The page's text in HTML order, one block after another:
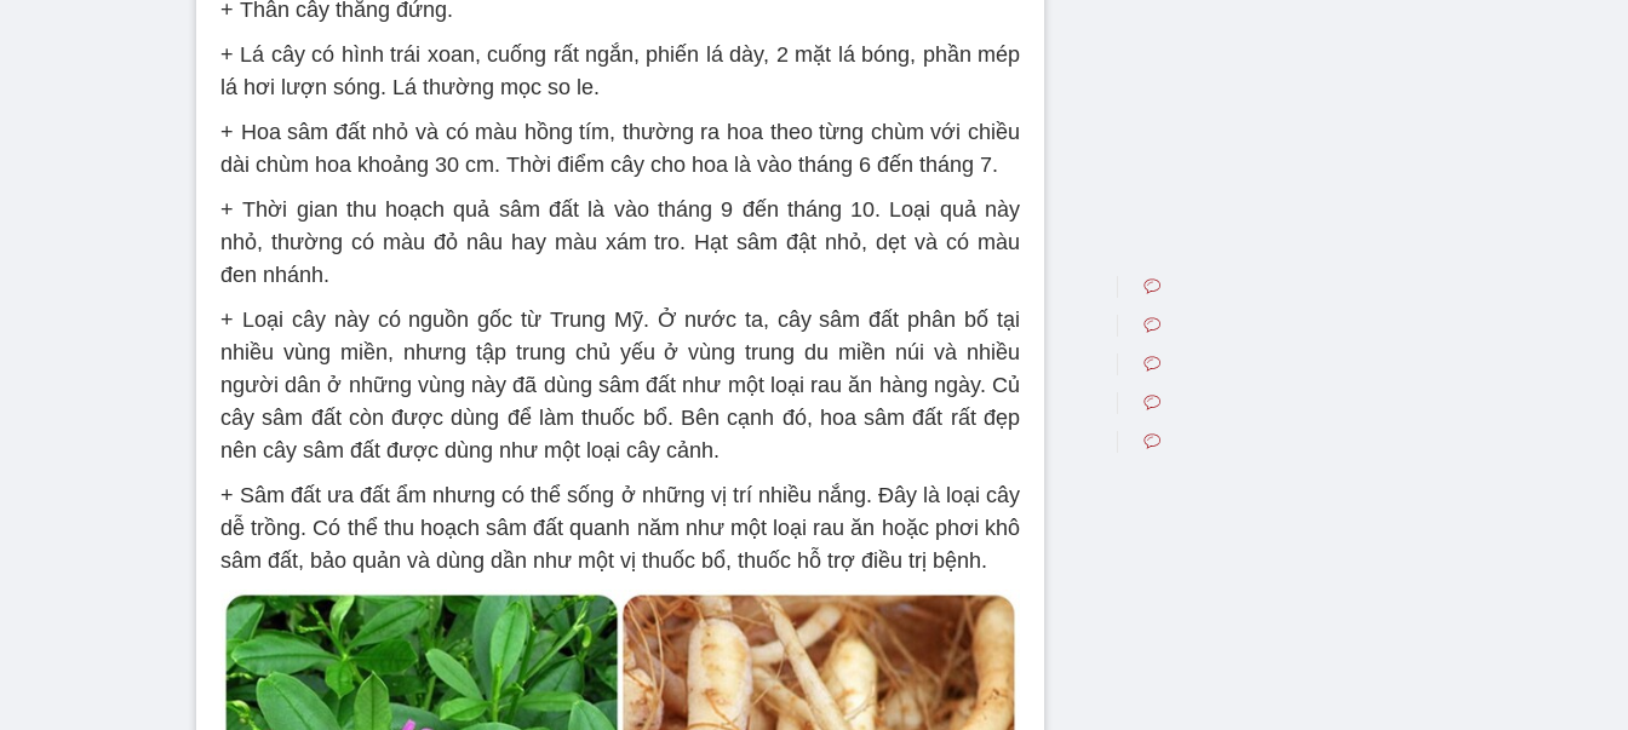
+ Thân cây thẳng đứng.
+ Lá cây có hình trái xoan, cuống rất ngắn, phiến lá dày, 2 mặt lá bóng, phần mép
lá hơi lượn sóng. Lá thường mọc so le.
+ Hoa sâm đất nhỏ và có màu hồng tím, thường ra hoa theo từng chùm với chiều
dài chùm hoa khoảng 30 cm. Thời điểm cây cho hoa là vào tháng 6 đến tháng 7.
+ Thời gian thu hoạch quả sâm đất là vào tháng 9 đến tháng 10. Loại quả này
nhỏ, thường có màu đỏ nâu hay màu xám tro. Hạt sâm đật nhỏ, dẹt và có màu
đen nhánh.
+ Loại cây này có nguồn gốc từ Trung Mỹ. Ở nước ta, cây sâm đất phân bố tại
nhiều vùng miền, nhưng tập trung chủ yếu ở vùng trung du miền núi và nhiều
người dân ở những vùng này đã dùng sâm đất như một loại rau ăn hàng ngày. Củ
cây sâm đất còn được dùng để làm thuốc bổ. Bên cạnh đó, hoa sâm đất rất đẹp
nên cây sâm đất được dùng như một loại cây cảnh.
+ Sâm đất ưa đất ẩm nhưng có thể sống ở những vị trí nhiều nắng. Đây là loại cây
dễ trồng. Có thể thu hoạch sâm đất quanh năm như một loại rau ăn hoặc phơi khô
sâm đất, bảo quản và dùng dần như một vị thuốc bổ, thuốc hỗ trợ điều trị bệnh.